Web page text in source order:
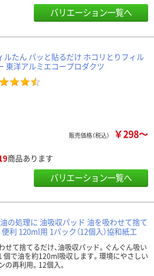
バリエーション一覧へ
ルたん パッと貼るだけ ホコリとりフィル
東洋アルミエコープロダクツ
販売価格（税込） ￥298～
商品あります
バリエーション一覧へ
の処理に 油吸収パッド 油を吸わせて捨て
利 120ml用 1パック（12個入）協和紙工
せて捨てるだけ、油吸収パッド。ぐんぐん吸い
個で油を約120ml吸収します。環境にやさしい
の再利用。12個入。